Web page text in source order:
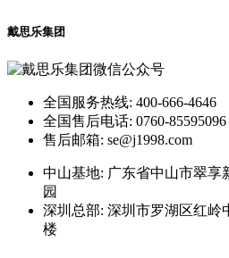
戴思乐集团
全国服务热线: 400-666-4646
全国售后电话: 0760-85595096
售后邮箱: se@j1998.com
中山基地: 广东省中山市翠享
园
深圳总部: 深圳市罗湖区红岭
楼